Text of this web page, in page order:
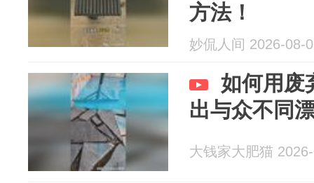
方法！
妙侃人间 2026-08-
如何用废
出与众不同
大钱家大肥猫